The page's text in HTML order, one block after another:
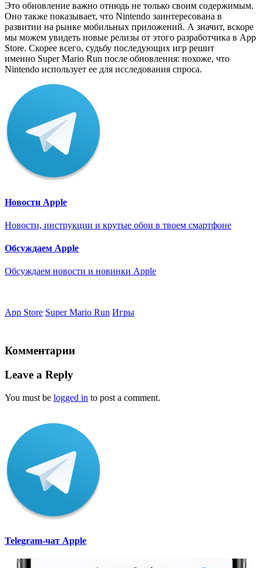
Это обновление важно отнюдь не только своим содержимым.
Оно также показывает, что Nintendo заинтересована в
развитии на рынке мобильных приложений. А значит, вскоре
мы можем увидеть новые релизы от этого разработчика в App
Store. Скорее всего, судьбу последующих игр решит
именно Super Mario Run после обновления: похоже, что
Nintendo использует ее для исследования спроса.
Новости Apple
Новости, инструкции и крутые обои в твоем смартфоне
Обсуждаем Apple
Обсуждаем новости и новинки Apple
App Store Super Mario Run Игры
Комментарии
Leave a Reply
You must be logged in to post a comment.
Telegram-чат Apple